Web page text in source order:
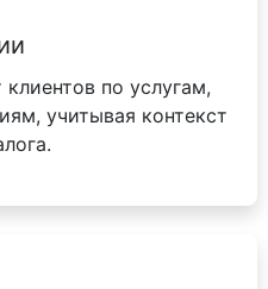
клиентов по услугам,
учитывая контекст